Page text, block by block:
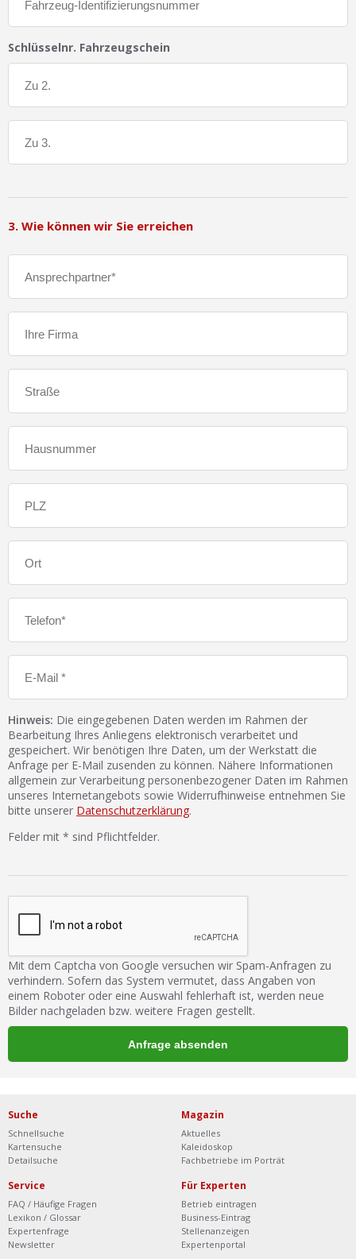
Schlüsselnr. Fahrzeugschein
3. Wie können wir Sie erreichen
Hinweis: Die eingegebenen Daten werden im Rahmen der
Bearbeitung Ihres Anliegens elektronisch verarbeitet und
gespeichert. Wir benötigen Ihre Daten, um der Werkstatt die
Anfrage per E-Mail zusenden zu können. Nähere Informationen
allgemein zur Verarbeitung personenbezogener Daten im Rahmen
unseres Internetangebots sowie Widerrufhinweise entnehmen Sie
bitte unserer Datenschutzerklärung.
Felder mit * sind Pflichtfelder.
Mit dem Captcha von Google versuchen wir Spam-Anfragen zu
verhindern. Sofern das System vermutet, dass Angaben von
einem Roboter oder eine Auswahl fehlerhaft ist, werden neue
Bilder nachgeladen bzw. weitere Fragen gestellt.
Suche
Schnellsuche
Kartensuche
Detailsuche
Magazin
Aktuelles
Kaleidoskop
Fachbetriebe im Porträt
Service
FAQ / Häufige Fragen
Lexikon / Glossar
Expertenfrage
Newsletter
Für Experten
Betrieb eintragen
Business-Eintrag
Stellenanzeigen
Expertenportal